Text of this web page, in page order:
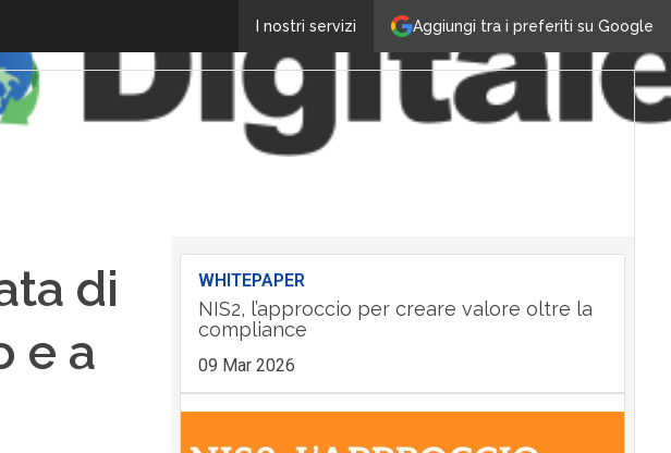
Aggiungi tra i preferiti su Google
I nostri servizi
di
e a
WHITEPAPER
NIS2, l’approccio per creare valore oltre la
compliance
09 Mar 2026